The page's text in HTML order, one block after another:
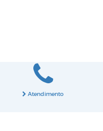
Atendimento